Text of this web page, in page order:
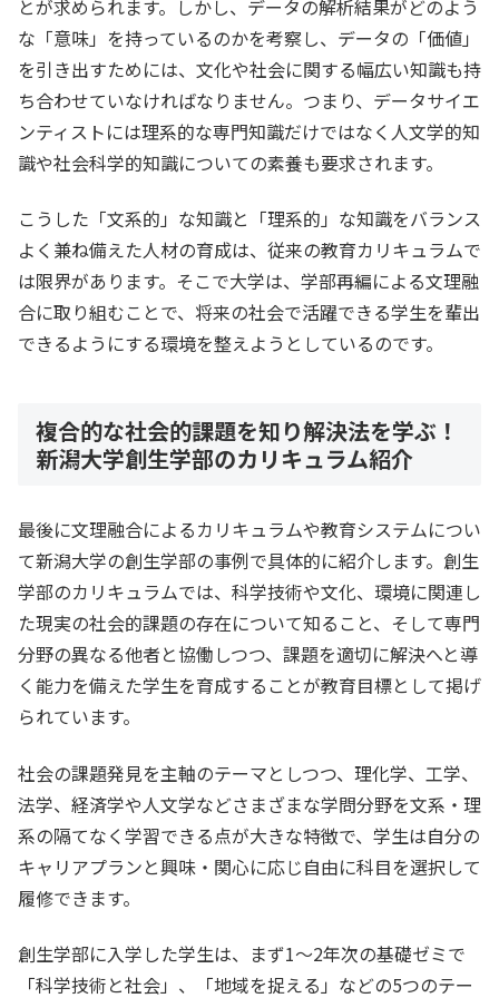
とが求められます。しかし、データの解析結果がどのよう
な「意味」を持っているのかを考察し、データの「価値」
を引き出すためには、文化や社会に関する幅広い知識も持
ち合わせていなければなりません。つまり、データサイエ
ンティストには理系的な専門知識だけではなく人文学的知
識や社会科学的知識についての素養も要求されます。
こうした「文系的」な知識と「理系的」な知識をバランス
よく兼ね備えた人材の育成は、従来の教育カリキュラムで
は限界があります。そこで大学は、学部再編による文理融
合に取り組むことで、将来の社会で活躍できる学生を輩出
できるようにする環境を整えようとしているのです。
複合的な社会的課題を知り解決法を学ぶ！
新潟大学創生学部のカリキュラム紹介
最後に文理融合によるカリキュラムや教育システムについ
て新潟大学の創生学部の事例で具体的に紹介します。創生
学部のカリキュラムでは、科学技術や文化、環境に関連し
た現実の社会的課題の存在について知ること、そして専門
分野の異なる他者と協働しつつ、課題を適切に解決へと導
く能力を備えた学生を育成することが教育目標として掲げ
られています。
社会の課題発見を主軸のテーマとしつつ、理化学、工学、
法学、経済学や人文学などさまざまな学問分野を文系・理
系の隔てなく学習できる点が大きな特徴で、学生は自分の
キャリアプランと興味・関心に応じ自由に科目を選択して
履修できます。
創生学部に入学した学生は、まず1～2年次の基礎ゼミで
「科学技術と社会」、「地域を捉える」などの5つのテー